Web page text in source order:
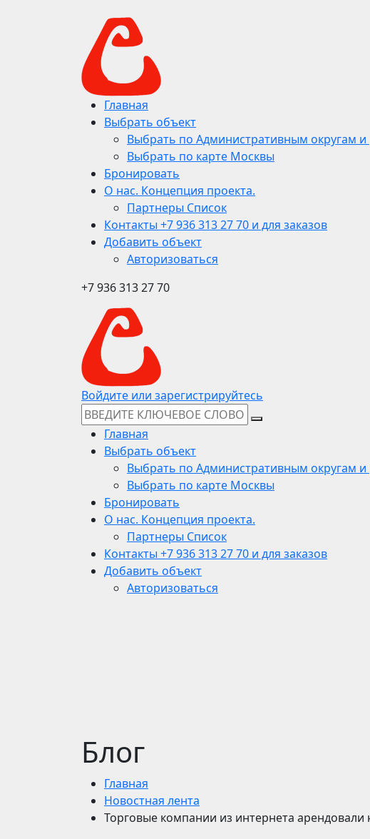
Главная
Выбрать объект
Выбрать по Административным округам
Выбрать по карте Москвы
Бронировать
О нас. Концепция проекта.
Партнеры Список
Контакты +7 936 313 27 70 и для заказов
Добавить объект
Авторизоваться
+7 936 313 27 70
Войдите или зарегистрируйтесь
Главная
Выбрать объект
Выбрать по Административным округам
Выбрать по карте Москвы
Бронировать
О нас. Концепция проекта.
Партнеры Список
Контакты +7 936 313 27 70 и для заказов
Добавить объект
Авторизоваться
Блог
Главная
Новостная лента
Торговые компании из интернета